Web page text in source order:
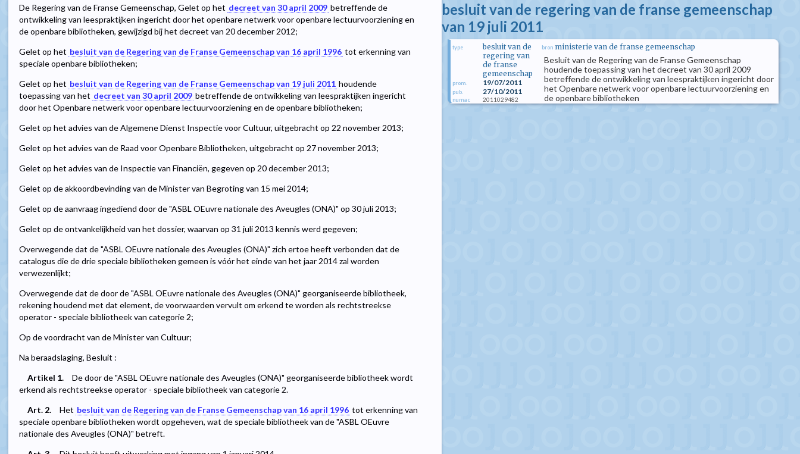
De Regering van de Franse Gemeenschap, Gelet op het decreet van 30 april 2009 betreffende de
ontwikkeling van leespraktijken ingericht door het openbare netwerk voor openbare lectuurvoorziening en
de openbare bibliotheken, gewijzigd bij het decreet van 20 december 2012;
Gelet op het besluit van de Regering van de Franse Gemeenschap van 16 april 1996 tot erkenning van
speciale openbare bibliotheken;
Gelet op het besluit van de Regering van de Franse Gemeenschap van 19 juli 2011 houdende
toepassing van het decreet van 30 april 2009 betreffende de ontwikkeling van leespraktijken ingericht
door het Openbare netwerk voor openbare lectuurvoorziening en de openbare bibliotheken;
Gelet op het advies van de Algemene Dienst Inspectie voor Cultuur, uitgebracht op 22 november 2013;
Gelet op het advies van de Raad voor Openbare Bibliotheken, uitgebracht op 27 november 2013;
Gelet op het advies van de Inspectie van Financiën, gegeven op 20 december 2013;
Gelet op de akkoordbevinding van de Minister van Begroting van 15 mei 2014;
Gelet op de aanvraag ingediend door de "ASBL OEuvre nationale des Aveugles (ONA)" op 30 juli 2013;
Gelet op de ontvankelijkheid van het dossier, waarvan op 31 juli 2013 kennis werd gegeven;
Overwegende dat de "ASBL OEuvre nationale des Aveugles (ONA)" zich ertoe heeft verbonden dat de
catalogus die de drie speciale bibliotheken gemeen is vóór het einde van het jaar 2014 zal worden
verwezenlijkt;
Overwegende dat de door de "ASBL OEuvre nationale des Aveugles (ONA)" georganiseerde bibliotheek,
rekening houdend met dat element, de voorwaarden vervult om erkend te worden als rechtstreekse
operator - speciale bibliotheek van categorie 2;
Op de voordracht van de Minister van Cultuur;
Na beraadslaging, Besluit :
Artikel 1.
De door de "ASBL OEuvre nationale des Aveugles (ONA)" georganiseerde bibliotheek wordt
erkend als rechtstreekse operator - speciale bibliotheek van categorie 2.
Art. 2.
Het besluit van de Regering van de Franse Gemeenschap van 16 april 1996 tot erkenning van
speciale openbare bibliotheken wordt opgeheven, wat de speciale bibliotheek van de "ASBL OEuvre
nationale des Aveugles (ONA)" betreft.
besluit van de regering van de franse gemeenschap
van 19 juli 2011
type
besluit van de
regering van
de franse
gemeenschap
prom. 19/07/2011
pub. 27/10/2011
numac 2011029482
bron ministerie van de franse gemeenschap
Besluit van de Regering van de Franse Gemeenschap
houdende toepassing van het decreet van 30 april 2009
betreffende de ontwikkeling van leespraktijken ingericht door
het Openbare netwerk voor openbare lectuurvoorziening en
de openbare bibliotheken